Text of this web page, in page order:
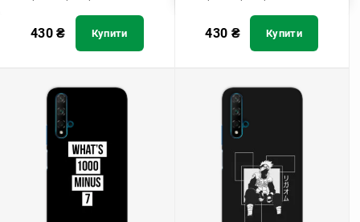
430₴ Купити 430 ₴ Купити